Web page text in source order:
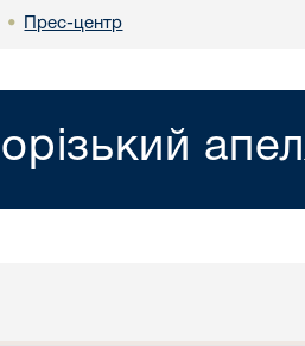
• Прес-центр